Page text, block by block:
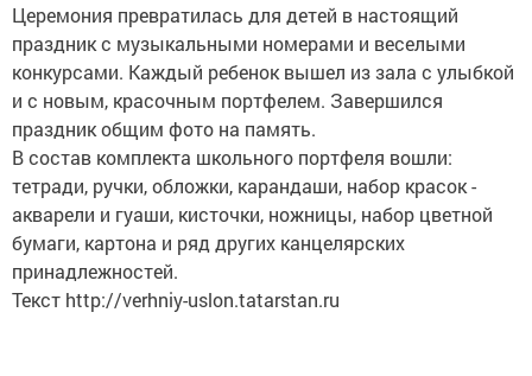
Церемония превратилась для детей в настоящий
праздник с музыкальными номерами и веселыми
конкурсами. Каждый ребенок вышел из зала с улыбкой
и с новым, красочным портфелем. Завершился
праздник общим фото на память.
В состав комплекта школьного портфеля вошли:
тетради, ручки, обложки, карандаши, набор красок -
акварели и гуаши, кисточки, ножницы, набор цветной
бумаги, картона и ряд других канцелярских
принадлежностей.
Текст http://verhniy-uslon.tatarstan.ru